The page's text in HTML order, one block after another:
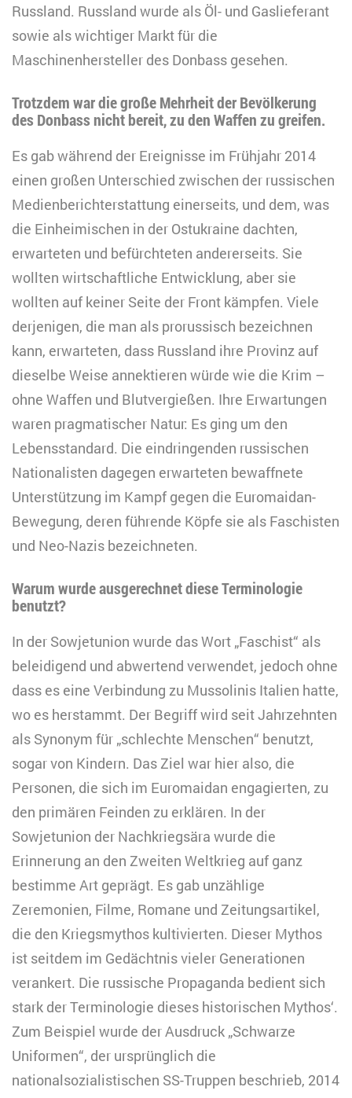
Russland. Russland wurde als Öl- und Gaslieferant
sowie als wichtiger Markt für die
Maschinenhersteller des Donbass gesehen.
Trotzdem war die große Mehrheit der Bevölkerung
des Donbass nicht bereit, zu den Waffen zu greifen.
Es gab während der Ereignisse im Frühjahr 2014
einen großen Unterschied zwischen der russischen
Medienberichterstattung einerseits, und dem, was
die Einheimischen in der Ostukraine dachten,
erwarteten und befürchteten andererseits. Sie
wollten wirtschaftliche Entwicklung, aber sie
wollten auf keiner Seite der Front kämpfen. Viele
derjenigen, die man als prorussisch bezeichnen
kann, erwarteten, dass Russland ihre Provinz auf
dieselbe Weise annektieren würde wie die Krim –
ohne Waffen und Blutvergießen. Ihre Erwartungen
waren pragmatischer Natur: Es ging um den
Lebensstandard. Die eindringenden russischen
Nationalisten dagegen erwarteten bewaffnete
Unterstützung im Kampf gegen die Euromaidan-
Bewegung, deren führende Köpfe sie als Faschisten
und Neo-Nazis bezeichneten.
Warum wurde ausgerechnet diese Terminologie
benutzt?
In der Sowjetunion wurde das Wort „Faschist“ als
beleidigend und abwertend verwendet, jedoch ohne
dass es eine Verbindung zu Mussolinis Italien hatte,
wo es herstammt. Der Begriff wird seit Jahrzehnten
als Synonym für „schlechte Menschen“ benutzt,
sogar von Kindern. Das Ziel war hier also, die
Personen, die sich im Euromaidan engagierten, zu
den primären Feinden zu erklären. In der
Sowjetunion der Nachkriegsära wurde die
Erinnerung an den Zweiten Weltkrieg auf ganz
bestimme Art geprägt. Es gab unzählige
Zeremonien, Filme, Romane und Zeitungsartikel,
die den Kriegsmythos kultivierten. Dieser Mythos
ist seitdem im Gedächtnis vieler Generationen
verankert. Die russische Propaganda bedient sich
stark der Terminologie dieses historischen Mythos‘.
Zum Beispiel wurde der Ausdruck „Schwarze
Uniformen“, der ursprünglich die
nationalsozialistischen SS-Truppen beschrieb, 2014